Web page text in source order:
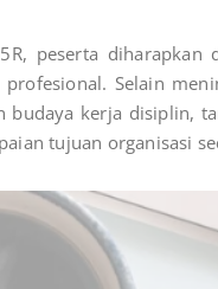
peserta diharapkan
Selain
kerja disiplin,
tujuan organisasi